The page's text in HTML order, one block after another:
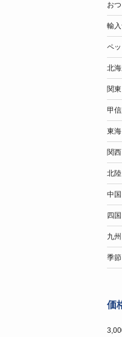
お
輸入
ペッ
北
関東
甲信
東海
関西
北陸
中国
四
九
季節
価